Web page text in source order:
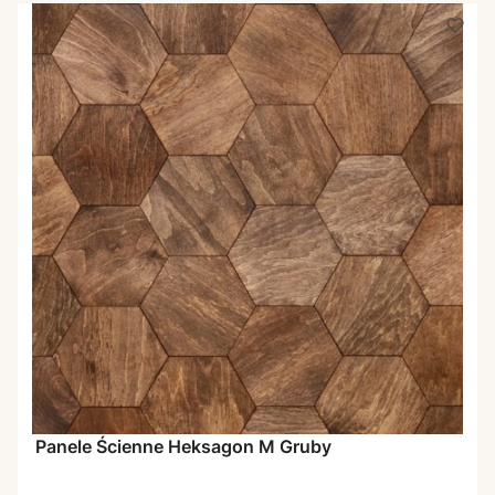
Panele Ścienne Heksagon M Gruby